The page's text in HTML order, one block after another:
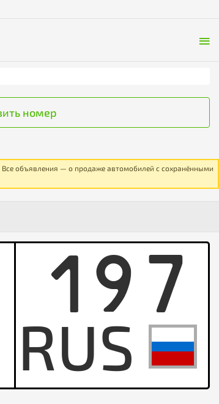
номер
Все объявления — о продаже автомобилей с сохранёнными
197